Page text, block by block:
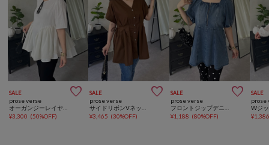
SALE 
prose verse
¥3,300 (50%OFF)
SALE 
prose verse
¥3,465 (30%OFF)
SALE 
prose verse
¥1,188 (80%OFF)
SALE
prose
¥